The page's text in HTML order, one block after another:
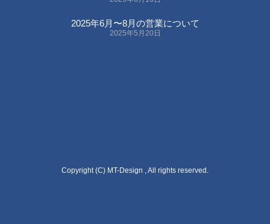
2025年6月〜8月の営業について
2025年5月20日
Copyright (C) MT-Design , All rights reserved.